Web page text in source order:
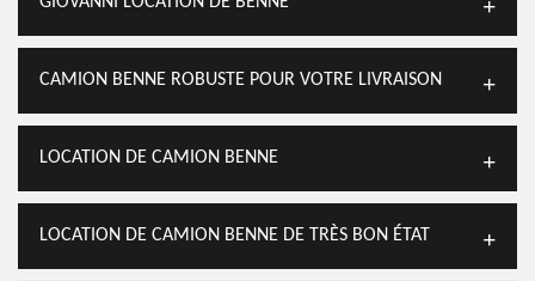
CAMION BENNE ROBUSTE POUR VOTRE LIVRAISON
LOCATION DE CAMION BENNE
LOCATION DE CAMION BENNE DE TRÈS BON ÉTAT